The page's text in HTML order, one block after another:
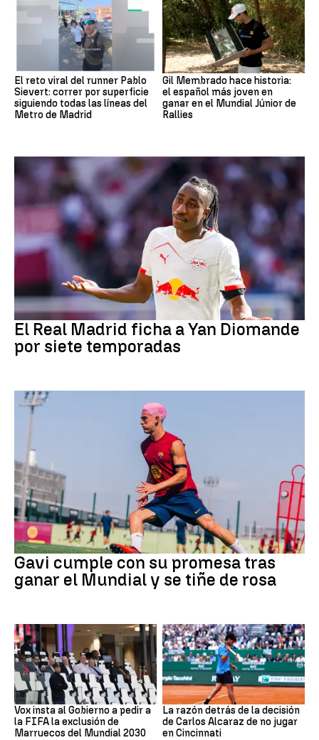
El reto viral del runner Pablo
Sievert: correr por superficie
siguiendo todas las líneas del
Metro de Madrid
Gil Membrado hace historia:
el español más joven en
ganar en el Mundial Júnior de
Rallies
Fútbol
El Real Madrid ficha a Yan Diomande
por siete temporadas
Fútbol
Gavi cumple con su promesa tras
ganar el Mundial y se tiñe de rosa
Mundial 2030
Vox insta al Gobierno a pedir a
la FIFA la exclusión de
Marruecos del Mundial 2030
Tenis
La razón detrás de la decisión
de Carlos Alcaraz de no jugar
en Cincinnati